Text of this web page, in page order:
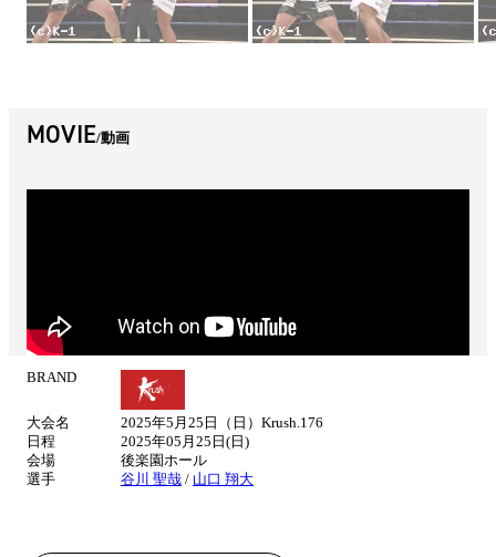
MOVIE 動画
BRAND
大会名
2025年5月25日（日）Krush.176
日程
2025年05月25日(日)
会場
後楽園ホール
選手
谷川 聖哉 / 山口 翔大